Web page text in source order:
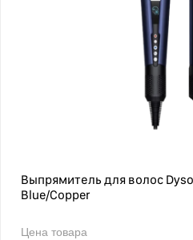
Выпрямитель для волос
Blue/Copper
Цена товара